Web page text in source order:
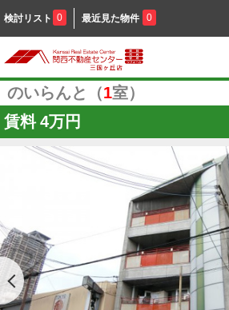
検討リスト 0 最近見た物件 0
のいらんと（1室）
賃料 4万円